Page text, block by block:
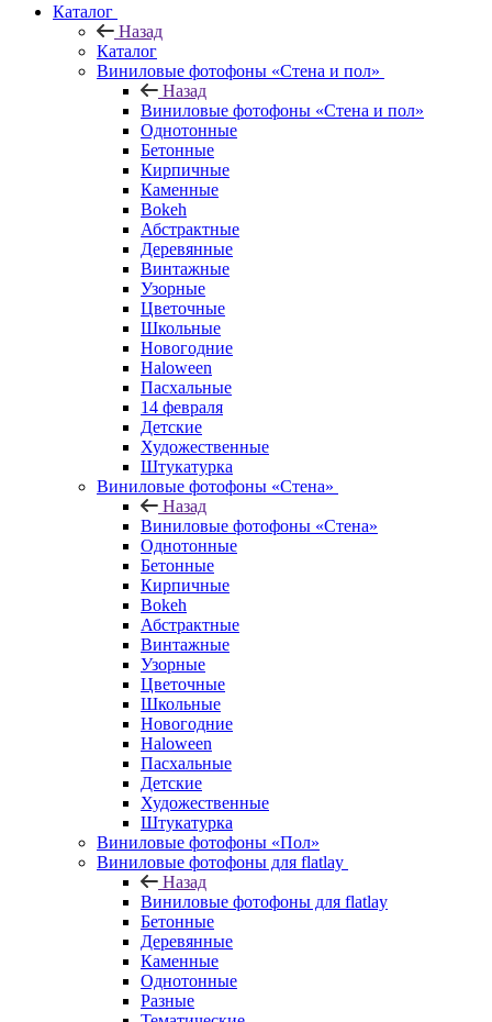
Каталог
Назад
Каталог
Виниловые фотофоны «Стена и пол»
Назад
Виниловые фотофоны «Стена и пол»
Однотонные
Бетонные
Кирпичные
Каменные
Bokeh
Абстрактные
Деревянные
Винтажные
Узорные
Цветочные
Школьные
Новогодние
Haloween
Пасхальные
14 февраля
Детские
Художественные
Штукатурка
Виниловые фотофоны «Стена»
Назад
Виниловые фотофоны «Стена»
Однотонные
Бетонные
Кирпичные
Bokeh
Абстрактные
Винтажные
Узорные
Цветочные
Школьные
Новогодние
Haloween
Пасхальные
Детские
Художественные
Штукатурка
Виниловые фотофоны «Пол»
Виниловые фотофоны для flatlay
Назад
Виниловые фотофоны для flatlay
Бетонные
Деревянные
Каменные
Однотонные
Разные